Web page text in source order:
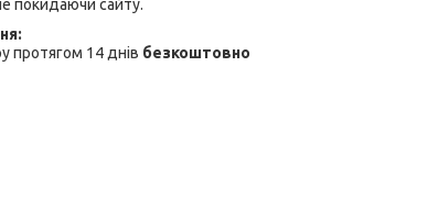
покидаючи сайту.
протягом 14 днів безкоштовно